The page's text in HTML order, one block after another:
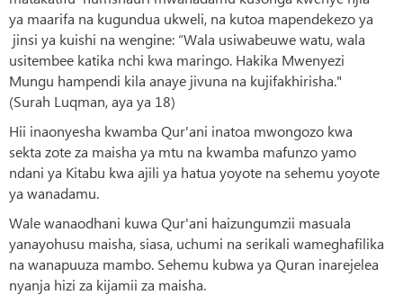
ya maarifa na kugundua ukweli, na kutoa mapendekezo ya
jinsi ya kuishi na wengine: “Wala usiwabeuwe watu, wala
usitembee katika nchi kwa maringo. Hakika Mwenyezi
Mungu hampendi kila anaye jivuna na kujifakhirisha."
(Surah Luqman, aya ya 18)
Hii inaonyesha kwamba Qur'ani inatoa mwongozo kwa
sekta zote za maisha ya mtu na kwamba mafunzo yamo
ndani ya Kitabu kwa ajili ya hatua yoyote na sehemu yoyote
ya wanadamu.
Wale wanaodhani kuwa Qur'ani haizungumzii masuala
yanayohusu maisha, siasa, uchumi na serikali wameghafilika
na wanapuuza mambo. Sehemu kubwa ya Quran inarejelea
nyanja hizi za kijamii za maisha.